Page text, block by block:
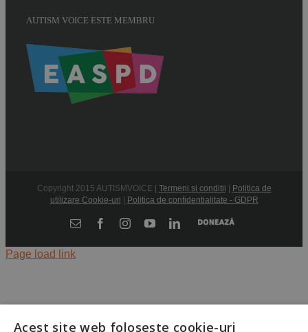
AUTISM VOICE ESTE MEMBRU
Copyright 2015 AUTISMVOICE | Termeni si conditii | Politica de
utilizare Cookie-uri | Politica de confidentialitate - GDPR
E-
FacebookInstagramYouTubeLinkedIn
Donează
Page load link
Acest site web folosește cookie-uri